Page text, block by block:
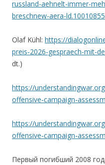
russland-aehnelt-immer-
breschnew-aera-ld.10010855
Olaf Kühl: https://
preis-2026-gespraech-mit-
dt.)
https://
offensive-campaign-
https://
offensive-campaign-
Первый погибший 2008